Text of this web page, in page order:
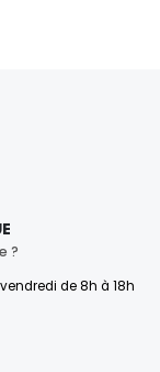
?
de 8h à 18h